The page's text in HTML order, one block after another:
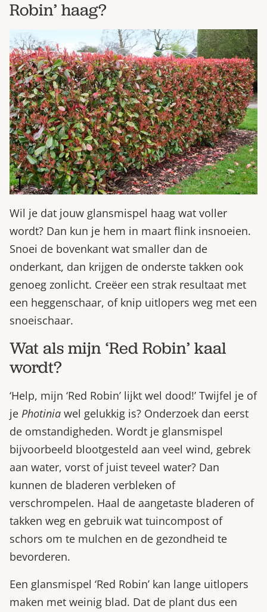
Robin’ haag?
Wil je dat jouw glansmispel haag wat voller
wordt? Dan kun je hem in maart flink insnoeien.
Snoei de bovenkant wat smaller dan de
onderkant, dan krijgen de onderste takken ook
genoeg zonlicht. Creëer een strak resultaat met
een heggenschaar, of knip uitlopers weg met een
snoeischaar.
Wat als mijn ‘Red Robin’ kaal
wordt?
‘Help, mijn ‘Red Robin’ lijkt wel dood!’ Twijfel je of
je Photinia wel gelukkig is? Onderzoek dan eerst
de omstandigheden. Wordt je glansmispel
bijvoorbeeld blootgesteld aan veel wind, gebrek
aan water, vorst of juist teveel water? Dan
kunnen de bladeren verbleken of
verschrompelen. Haal de aangetaste bladeren of
takken weg en gebruik wat tuincompost of
schors om te mulchen en de gezondheid te
bevorderen.
Een glansmispel ‘Red Robin’ kan lange uitlopers
maken met weinig blad. Dat de plant dus een